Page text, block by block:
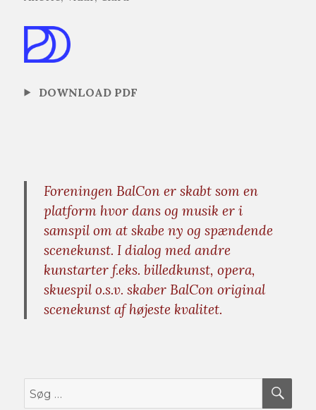
DOWNLOAD PDF
Foreningen BalCon er skabt som en
platform hvor dans og musik er i
samspil om at skabe ny og spændende
scenekunst. I dialog med andre
kunstarter f.eks. billedkunst, opera,
skuespil o.s.v. skaber BalCon original
scenekunst af højeste kvalitet.
Søg
efter: